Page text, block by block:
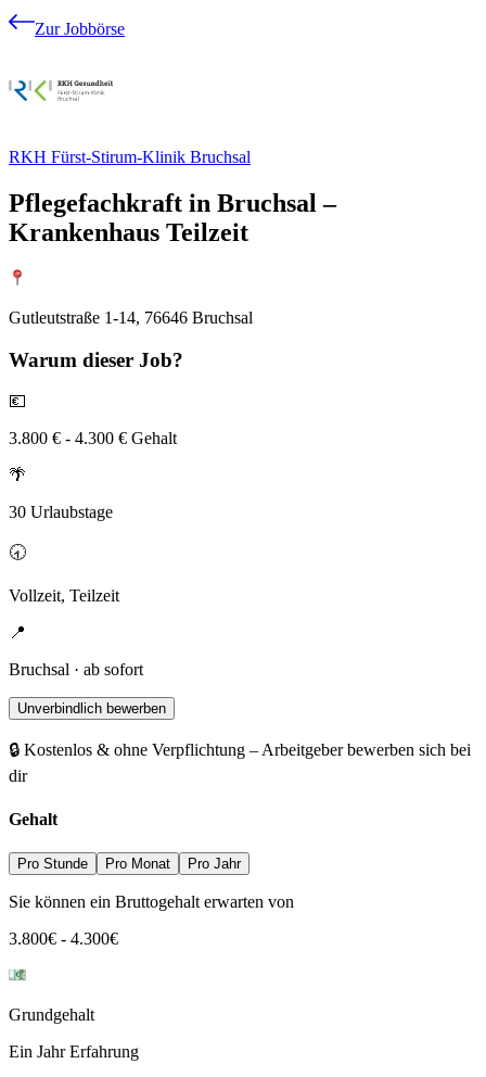
Zur Jobbörse
RKH Fürst-Stirum-Klinik Bruchsal
Pflegefachkraft in Bruchsal –
Krankenhaus Teilzeit
Gutleutstraße 1-14, 76646 Bruchsal
Warum dieser Job?
💶
3.800 € - 4.300 € Gehalt
🌴
30 Urlaubstage
🕣
Vollzeit, Teilzeit
📍
Bruchsal · ab sofort
Unverbindlich bewerben
🔒 Kostenlos & ohne Verpflichtung – Arbeitgeber bewerben sich bei
dir
Gehalt
Pro Stunde Pro Monat Pro Jahr
Sie können ein Bruttogehalt erwarten von
3.800€ - 4.300€
Grundgehalt
Ein Jahr Erfahrung